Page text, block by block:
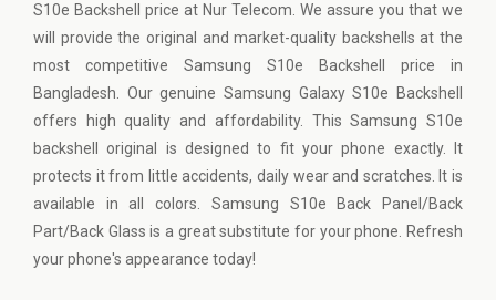
S10e Backshell price at Nur Telecom. We assure you that we
will provide the original and market-quality backshells at the
most competitive Samsung S10e Backshell price in
Bangladesh. Our genuine Samsung Galaxy S10e Backshell
offers high quality and affordability. This Samsung S10e
backshell original is designed to fit your phone exactly. It
protects it from little accidents, daily wear and scratches. It is
available in all colors. Samsung S10e Back Panel/Back
Part/Back Glass is a great substitute for your phone. Refresh
your phone's appearance today!